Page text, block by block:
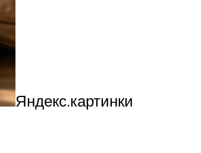
Яндекс.картинки